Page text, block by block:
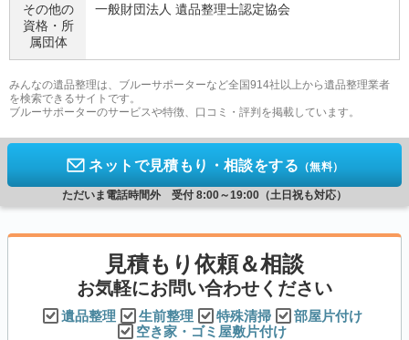
その他の
資格・ 所
属団体
一般財団法人 遺品整理士認定協会
みんなの遺品整理は、ブルーサポーターなど全国914社以上から遺品整理業者
を検索できるサイトです。
ブルーサポーターのサービスや特徴、口コミ・評判を掲載しています。
ネットで見積もり・相談をする （無料）
ただいま電話時間外 受付 8:00～19:00（土日祝も対応）
見積もり依頼＆相談
お気軽にお問い合わせください
遺品整理 生前整理 特殊清掃
部屋片付け
空き家・ゴミ屋敷片付け